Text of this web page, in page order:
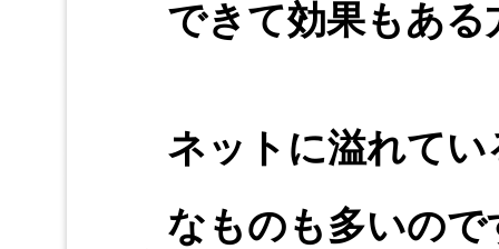
できて効果もある
ネットに溢れて
なものも多いの